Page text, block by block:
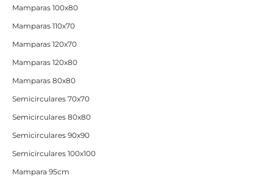
Mamparas 100x80
Mamparas 110x70
Mamparas 120x70
Mamparas 120x80
Mamparas 80x80
Semicirculares 70x70
Semicirculares 80x80
Semicirculares 90x90
Semicirculares 100x100
Mampara 95cm